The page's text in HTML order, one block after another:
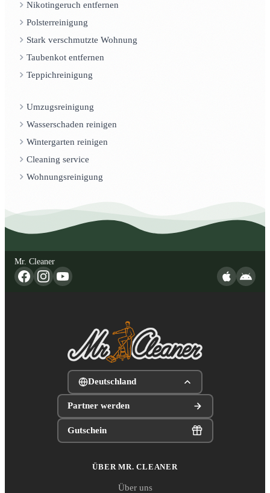
Nikotingeruch entfernen
Polsterreinigung
Stark verschmutzte Wohnung
Taubenkot entfernen
Teppichreinigung
Umzugsreinigung
Wasserschaden reinigen
Wintergarten reinigen
Cleaning service
Wohnungsreinigung
Mr. Cleaner
Deutschland
Partner werden
Gutschein
ÜBER MR. CLEANER
Über uns